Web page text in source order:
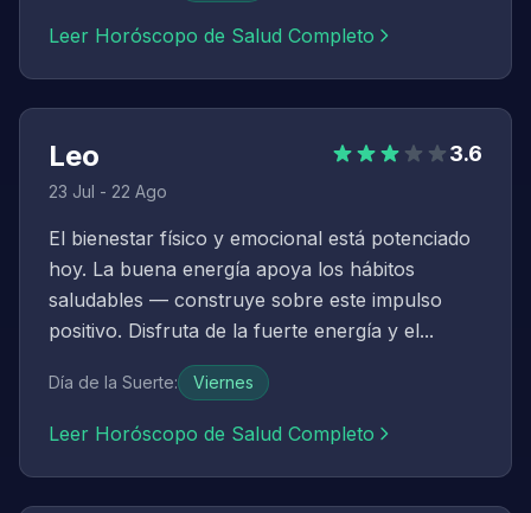
Leer Horóscopo de Salud Completo
Leo
23 Jul - 22 Ago
3.6
El bienestar físico y emocional está potenciado
hoy. La buena energía apoya los hábitos
saludables — construye sobre este impulso
positivo. Disfruta de la fuerte energía y el...
Día de la Suerte: Viernes
Leer Horóscopo de Salud Completo